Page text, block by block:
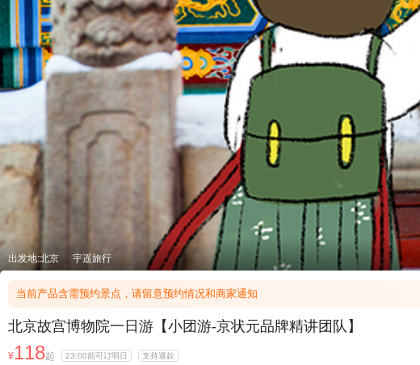
出发地:北京 宇遥旅行
当前产品含需预约景点，请留意预约情况和商家通知
北京故宫博物院一日游【小团游-京状元品牌精讲团队】
¥118起 23:00前可订明日 支持退款